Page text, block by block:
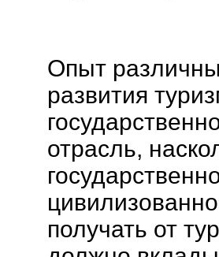
Опыт
развития
отрасль,
получать от